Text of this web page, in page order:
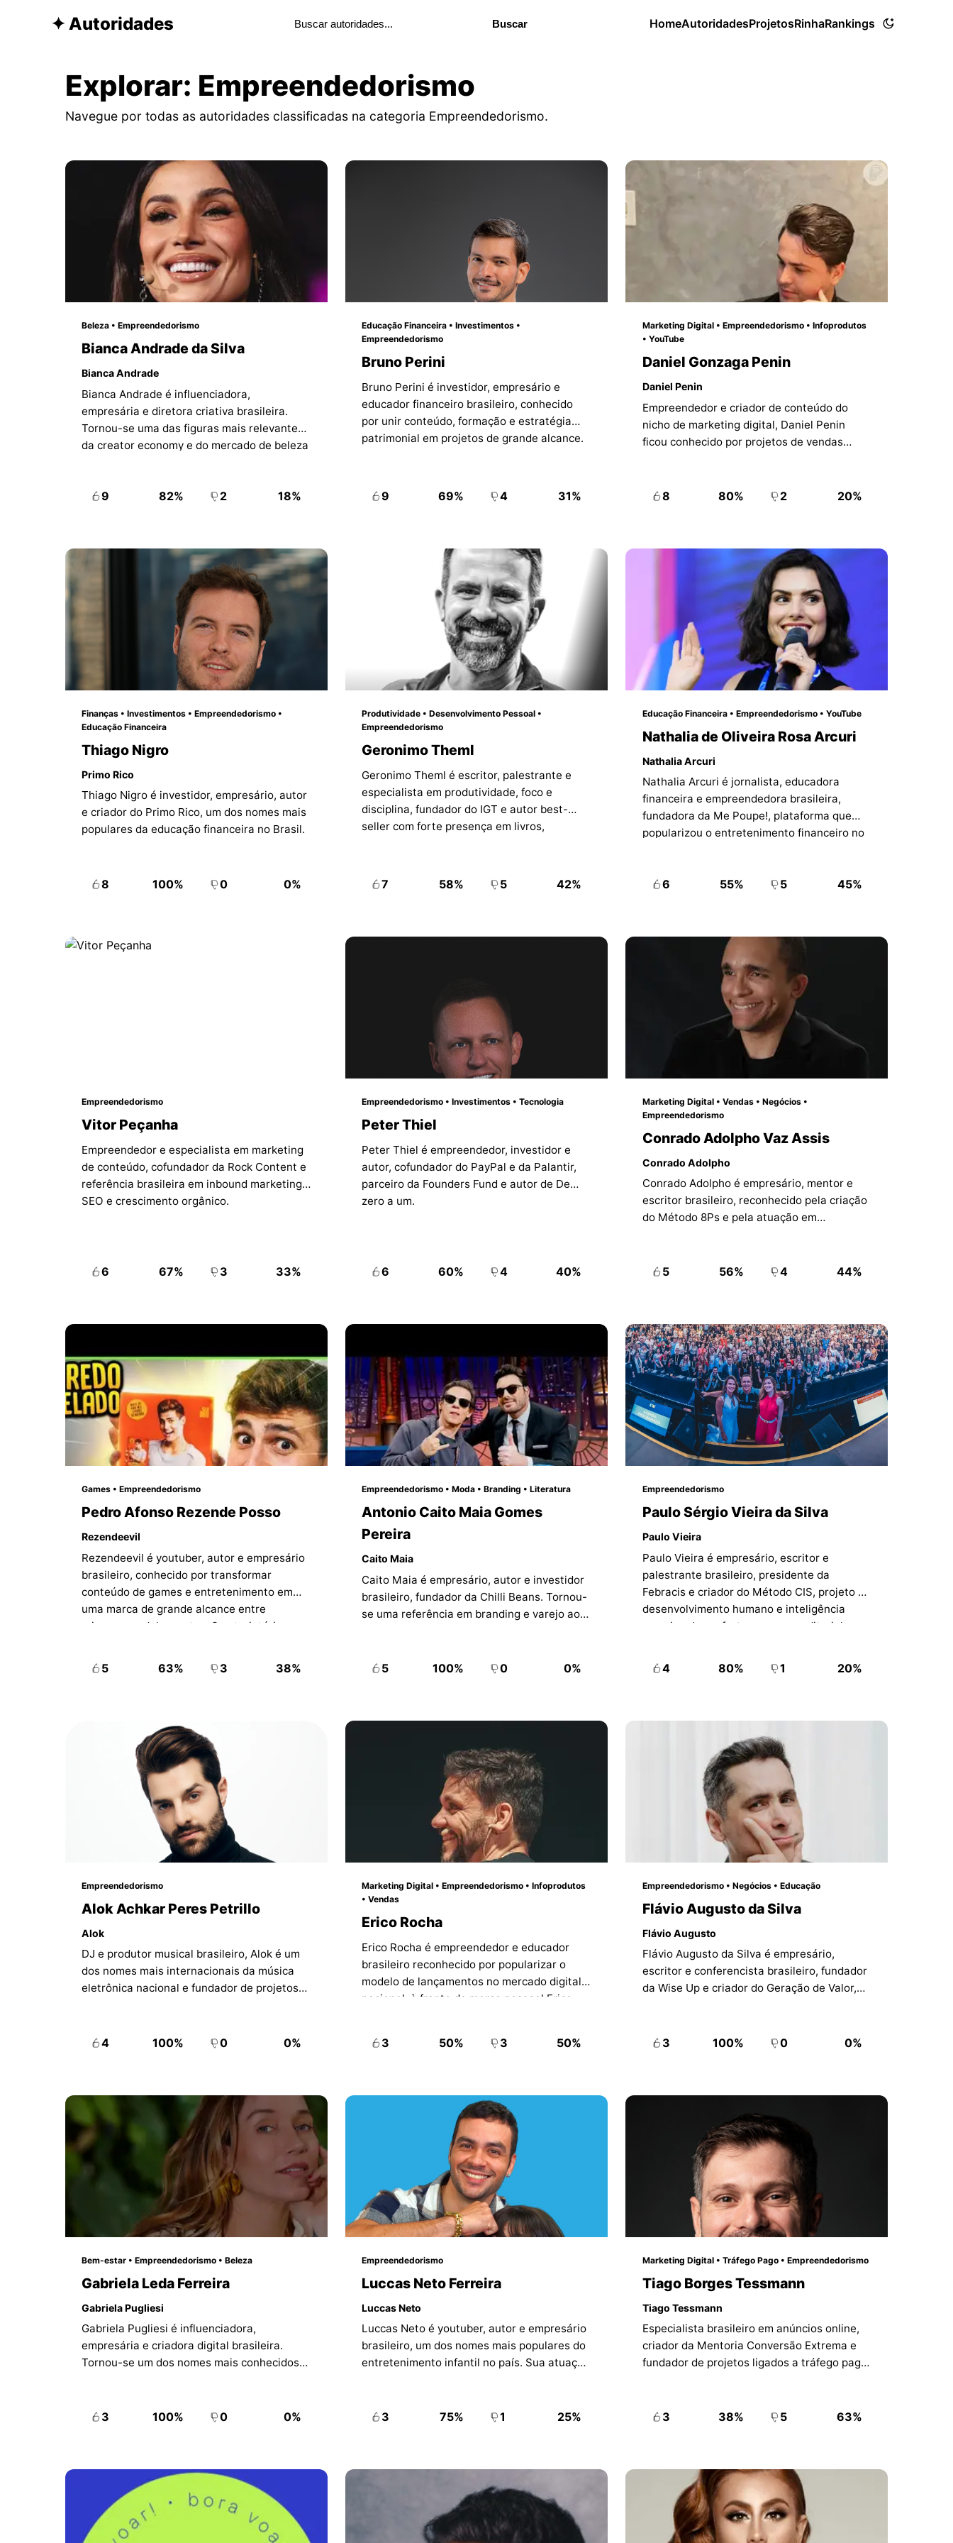
✦ Autoridades Buscar HomeAutoridadesProjetosRinhaRankings
Explorar: Empreendedorismo
Navegue por todas as autoridades classificadas na categoria Empreendedorismo.
Beleza • Empreendedorismo
Bianca Andrade da Silva
Bianca Andrade
Bianca Andrade é influenciadora,
empresária e diretora criativa brasileira.
Tornou-se uma das figuras mais relevantes
da creator economy e do mercado de beleza
Rosa.
9 82% 2 18%
Educação Financeira • Investimentos •
Empreendedorismo
Bruno Perini
Bruno Perini é investidor, empresário e
educador financeiro brasileiro, conhecido
por unir conteúdo, formação e estratégia
patrimonial em projetos de grande alcance.
9 69% 4 31%
Marketing Digital • Empreendedorismo • Infoprodutos
• YouTube
Daniel Gonzaga Penin
Daniel Penin
Empreendedor e criador de conteúdo do
nicho de marketing digital, Daniel Penin
ficou conhecido por projetos de vendas
YouTube.
8 80% 2 20%
Finanças • Investimentos • Empreendedorismo •
Educação Financeira
Thiago Nigro
Primo Rico
Thiago Nigro é investidor, empresário, autor
e criador do Primo Rico, um dos nomes mais
populares da educação financeira no Brasil.
8 100% 0 0%
Produtividade • Desenvolvimento Pessoal •
Empreendedorismo
Geronimo Theml
Geronimo Theml é escritor, palestrante e
especialista em produtividade, foco e
disciplina, fundador do IGT e autor best-
seller com forte presença em livros,
7 58% 5 42%
Educação Financeira • Empreendedorismo • YouTube
Nathalia de Oliveira Rosa Arcuri
Nathalia Arcuri
Nathalia Arcuri é jornalista, educadora
financeira e empreendedora brasileira,
fundadora da Me Poupe!, plataforma que
popularizou o entretenimento financeiro no
6 55% 5 45%
Empreendedorismo
Vitor Peçanha
Empreendedor e especialista em marketing
de conteúdo, cofundador da Rock Content e
referência brasileira em inbound marketing,
SEO e crescimento orgânico.
6 67% 3 33%
Empreendedorismo • Investimentos • Tecnologia
Peter Thiel
Peter Thiel é empreendedor, investidor e
autor, cofundador do PayPal e da Palantir,
parceiro da Founders Fund e autor de De
zero a um.
6 60% 4 40%
Marketing Digital • Vendas • Negócios •
Empreendedorismo
Conrado Adolpho Vaz Assis
Conrado Adolpho
Conrado Adolpho é empresário, mentor e
escritor brasileiro, reconhecido pela criação
do Método 8Ps e pela atuação em
reúne educação executiva, consultoria e
5 56% 4 44%
Games • Empreendedorismo
Pedro Afonso Rezende Posso
Rezendeevil
Rezendeevil é youtuber, autor e empresário
brasileiro, conhecido por transformar
conteúdo de games e entretenimento em
uma marca de grande alcance entre
crianças e adolescentes. Sua trajetória
próprios.
5 63% 3 38%
Empreendedorismo • Moda • Branding • Literatura
Antonio Caito Maia Gomes
Pereira
Caito Maia
Caito Maia é empresário, autor e investidor
brasileiro, fundador da Chilli Beans. Tornou-
se uma referência em branding e varejo ao
América Latina.
5 100% 0 0%
Empreendedorismo
Paulo Sérgio Vieira da Silva
Paulo Vieira
Paulo Vieira é empresário, escritor e
palestrante brasileiro, presidente da
Febracis e criador do Método CIS, projeto de
desenvolvimento humano e inteligência
emocional com forte presença editorial,
4 80% 1 20%
Empreendedorismo
Alok Achkar Peres Petrillo
Alok
DJ e produtor musical brasileiro, Alok é um
dos nomes mais internacionais da música
eletrônica nacional e fundador de projetos
4 100% 0 0%
Marketing Digital • Empreendedorismo • Infoprodutos
• Vendas
Erico Rocha
Erico Rocha é empreendedor e educador
brasileiro reconhecido por popularizar o
modelo de lançamentos no mercado digital
nacional, à frente da marca pessoal Erico
3 50% 3 50%
Empreendedorismo • Negócios • Educação
Flávio Augusto da Silva
Flávio Augusto
Flávio Augusto da Silva é empresário,
escritor e conferencista brasileiro, fundador
da Wise Up e criador do Geração de Valor,
3 100% 0 0%
Bem-estar • Empreendedorismo • Beleza
Gabriela Leda Ferreira
Gabriela Pugliesi
Gabriela Pugliesi é influenciadora,
empresária e criadora digital brasileira.
Tornou-se um dos nomes mais conhecidos
desenvolvimento de marcas autorais ligadas
3 100% 0 0%
Empreendedorismo
Luccas Neto Ferreira
Luccas Neto
Luccas Neto é youtuber, autor e empresário
brasileiro, um dos nomes mais populares do
entretenimento infantil no país. Sua atuação
infantojuvenil.
3 75% 1 25%
Marketing Digital • Tráfego Pago • Empreendedorismo
Tiago Borges Tessmann
Tiago Tessmann
Especialista brasileiro em anúncios online,
criador da Mentoria Conversão Extrema e
fundador de projetos ligados a tráfego pago,
3 38% 5 63%